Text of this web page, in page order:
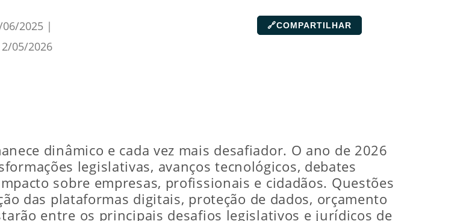
06/2025 |
05/2026
🔗COMPARTILHAR
dinâmico e cada vez mais desafiador. O ano de 2026
legislativas, avanços tecnológicos, debates
sobre empresas, profissionais e cidadãos. Questões
das plataformas digitais, proteção de dados, orçamento
entre os principais desafios legislativos e jurídicos de